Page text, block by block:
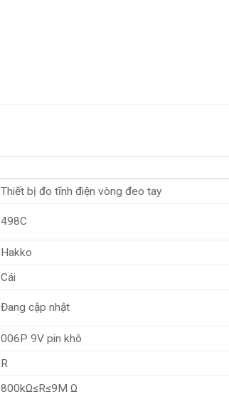
Thiết bị đo tĩnh điện vòng đeo tay
498C
Hakko
Cái
Đang cập nhật
006P 9V pin khô
R
800kΩ≤R≤9M Ω